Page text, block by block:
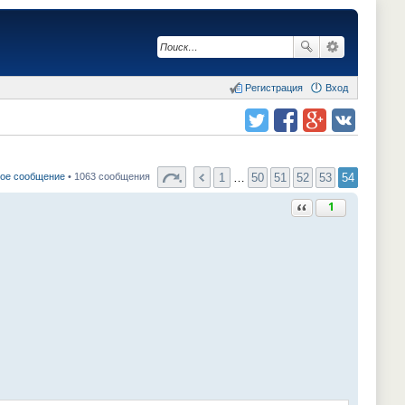
Вход
Регистрация
сообщение • 1063 сообщения 1 50 51 52 53 54
Ответить с цитатой
1